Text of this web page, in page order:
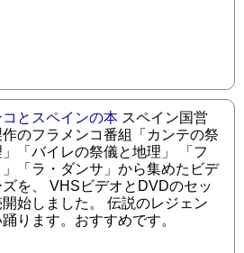
とスペインの本 スペイン国営
のフラメンコ番組「カンテの祭
「バイレの祭儀と地理」 「フ
「ラ・ダンサ」から集めたビデ
を、 VHSビデオとDVDのセッ
開始しました。 伝説のレジェン
踊ります。おすすめです。